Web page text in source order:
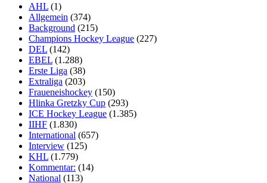
AHL (1)
Allgemein (374)
Background (215)
Champions Hockey League (227)
DEL (142)
EBEL (1.288)
Erste Liga (38)
Extraliga (203)
Fraueneishockey (150)
Hlinka Gretzky Cup (293)
ICE Hockey League (1.385)
IIHF (1.830)
International (657)
Interview (125)
KHL (1.779)
Kommentar: (14)
National (113)